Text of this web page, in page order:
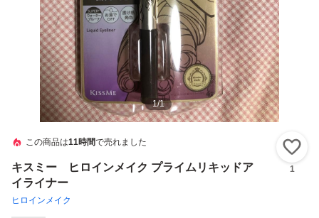
1/1
この商品は11時間で売れました
キスミー ヒロインメイク プライムリキッドア
イライナー
ヒロインメイク
1